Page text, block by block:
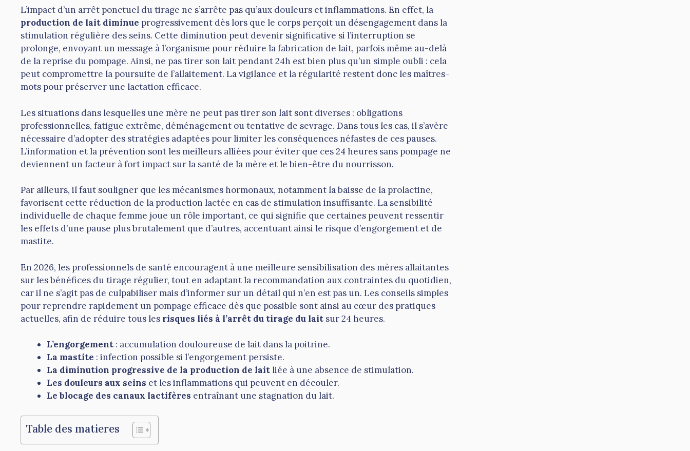
L’impact d’un arrêt ponctuel du tirage ne s’arrête pas qu’aux douleurs et inflammations. En effet, la
production de lait diminue progressivement dès lors que le corps perçoit un désengagement dans la
stimulation régulière des seins. Cette diminution peut devenir significative si l’interruption se
prolonge, envoyant un message à l’organisme pour réduire la fabrication de lait, parfois même au-delà
de la reprise du pompage. Ainsi, ne pas tirer son lait pendant 24h est bien plus qu’un simple oubli : cela
peut compromettre la poursuite de l’allaitement. La vigilance et la régularité restent donc les maîtres-
mots pour préserver une lactation efficace.
Les situations dans lesquelles une mère ne peut pas tirer son lait sont diverses : obligations
professionnelles, fatigue extrême, déménagement ou tentative de sevrage. Dans tous les cas, il s’avère
nécessaire d’adopter des stratégies adaptées pour limiter les conséquences néfastes de ces pauses.
L’information et la prévention sont les meilleurs alliées pour éviter que ces 24 heures sans pompage ne
deviennent un facteur à fort impact sur la santé de la mère et le bien-être du nourrisson.
Par ailleurs, il faut souligner que les mécanismes hormonaux, notamment la baisse de la prolactine,
favorisent cette réduction de la production lactée en cas de stimulation insuffisante. La sensibilité
individuelle de chaque femme joue un rôle important, ce qui signifie que certaines peuvent ressentir
les effets d’une pause plus brutalement que d’autres, accentuant ainsi le risque d’engorgement et de
mastite.
En 2026, les professionnels de santé encouragent à une meilleure sensibilisation des mères allaitantes
sur les bénéfices du tirage régulier, tout en adaptant la recommandation aux contraintes du quotidien,
car il ne s’agit pas de culpabiliser mais d’informer sur un détail qui n’en est pas un. Les conseils simples
pour reprendre rapidement un pompage efficace dès que possible sont ainsi au cœur des pratiques
actuelles, afin de réduire tous les risques liés à l’arrêt du tirage du lait sur 24 heures.
L’engorgement : accumulation douloureuse de lait dans la poitrine.
La mastite : infection possible si l’engorgement persiste.
La diminution progressive de la production de laitliée à une absence de stimulation.
Les douleurs aux seins et les inflammations qui peuvent en découler.
Le blocage des canaux lactifères entraînant une stagnation du lait.
Table des matieres